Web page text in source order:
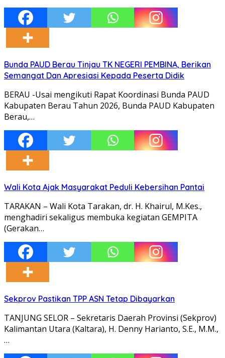
Bunda PAUD Berau Tinjau TK NEGERI PEMBINA, Berikan
Semangat Dan Apresiasi Kepada Peserta Didik
BERAU -Usai mengikuti Rapat Koordinasi Bunda PAUD
Kabupaten Berau Tahun 2026, Bunda PAUD Kabupaten
Berau,…
Wali Kota Ajak Masyarakat Peduli Kebersihan Pantai
TARAKAN – Wali Kota Tarakan, dr. H. Khairul, M.Kes.,
menghadiri sekaligus membuka kegiatan GEMPITA
(Gerakan…
Sekprov Pastikan TPP ASN Tetap Dibayarkan
TANJUNG SELOR – Sekretaris Daerah Provinsi (Sekprov)
Kalimantan Utara (Kaltara), H. Denny Harianto, S.E., M.M.,
…